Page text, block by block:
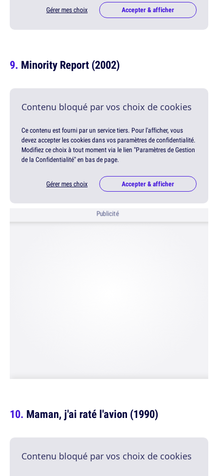
Gérer mes choix Accepter & afficher
Minority Report (2002)
Contenu bloqué par vos choix de cookies
Ce contenu est fourni par un service tiers. Pour l'afficher, vous
devez accepter les cookies dans vos paramètres de confidentialité.
Modifiez ce choix à tout moment via le lien "Paramètres de Gestion
de la Confidentialité" en bas de page.
Gérer mes choix Accepter & afficher
Publicité
Maman, j'ai raté l'avion (1990)
Contenu bloqué par vos choix de cookies